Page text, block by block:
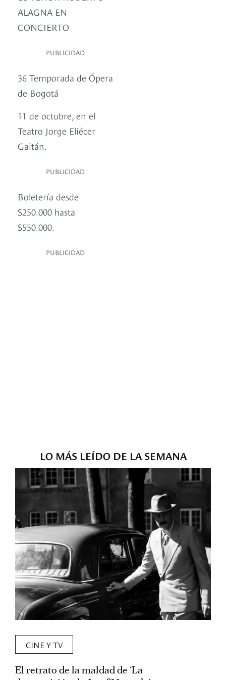
ALAGNA EN
CONCIERTO
PUBLICIDAD
36 Temporada de Ópera
de Bogotá
11 de octubre, en el
Teatro Jorge Eliécer
Gaitán.
PUBLICIDAD
Boletería desde
$250.000 hasta
$550.000.
PUBLICIDAD
LO MÁS LEÍDO DE LA SEMANA
CINE Y TV
El retrato de la maldad de ‘La